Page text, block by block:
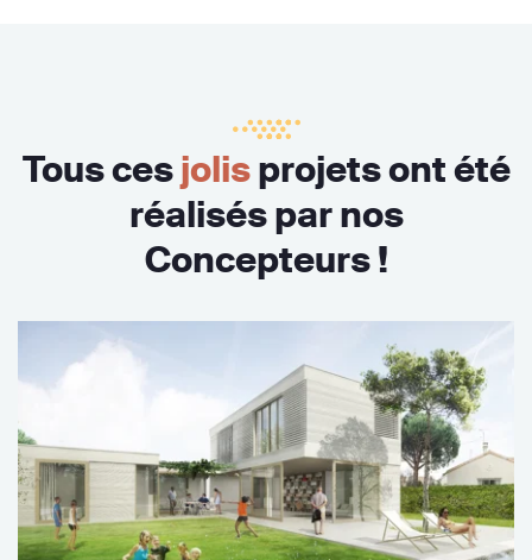
Tous cesjolisprojets ont été
réalisés par nos
Concepteurs !